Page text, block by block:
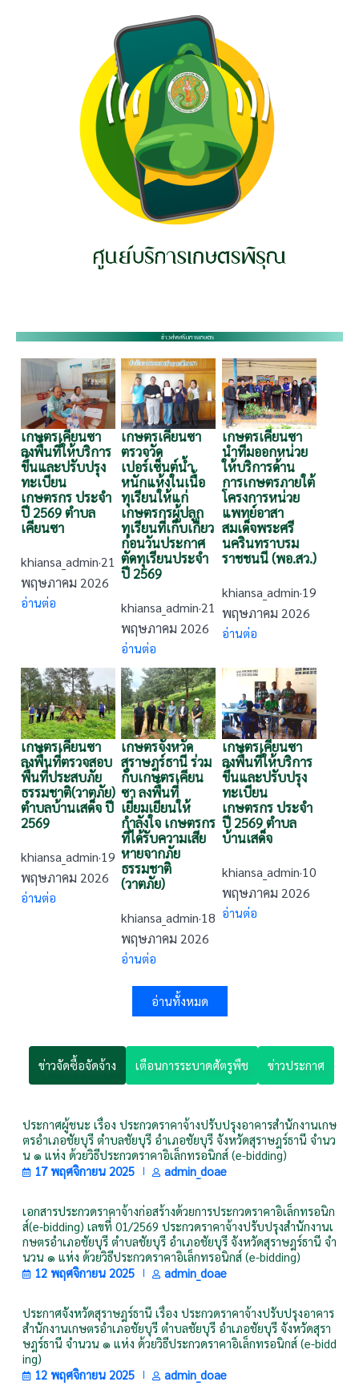
เกษตรเคียนซา
ลงพื้นที่ให้บริการ
ขึ้นและปรับปรุง
ทะเบียน
เกษตรกร ประจำ
ปี 2569 ตำบล
เคียนซา
khiansa_admin·21
พฤษภาคม 2026
อ่านต่อ
เกษตรเคียนซา
ตรวจวัด
เปอร์เซ็นต์น้ำ
หนักแห้งในเนื้อ
ทุเรียนให้แก่
เกษตรกรผู้ปลูก
ทุเรียนที่เก็บเกี่ยว
ก่อนวันประกาศ
ตัดทุเรียนประจำ
ปี 2569
khiansa_admin·21
พฤษภาคม 2026
อ่านต่อ
เกษตรเคียนซา
นำทีมออกหน่วย
ให้บริการด้าน
การเกษตรภายใต้
โครงการหน่วย
แพทย์อาสา
สมเด็จพระศรี
นครินทราบรม
ราชชนนี (พอ.สว.)
khiansa_admin·19
พฤษภาคม 2026
อ่านต่อ
เกษตรเคียนซา
ลงพื้นที่ตรวจสอบ
พื้นที่ประสบภัย
ธรรมชาติ(วาตภัย)
ตำบลบ้านเสด็จ ปี
2569
khiansa_admin·19
พฤษภาคม 2026
อ่านต่อ
เกษตรจังหวัด
สุราษฎร์ธานี ร่วม
กับเกษตรเคียน
ซา ลงพื้นที่
เยี่ยมเยียนให้
กำลังใจ เกษตรกร
ที่ได้รับความเสีย
หายจากภัย
ธรรมชาติ
(วาตภัย)
khiansa_admin·18
พฤษภาคม 2026
อ่านต่อ
เกษตรเคียนซา
ลงพื้นที่ให้บริการ
ขึ้นและปรับปรุง
ทะเบียน
เกษตรกร ประจำ
ปี 2569 ตำบล
บ้านเสด็จ
khiansa_admin·10
พฤษภาคม 2026
อ่านต่อ
อ่านทั้งหมด
ข่าวจัดซื้อจัดจ้าง เตือนการระบาดศัตรูพืช ข่าวประกาศ
ประกาศผู้ชนะ เรื่อง ประกวดราคาจ้างปรับปรุงอาคารสำนักงานเกษ
ตรอำเภอชัยบุรี ตำบลชัยบุรี อำเภอชัยบุรี จังหวัดสุราษฎร์ธานี จำนว
น ๑ แห่ง ด้วยวิธีประกวดราคาอิเล็กทรอนิกส์ (e-bidding)
17 พฤศจิกายน 2025
admin_doae
เอกสารประกวดราคาจ้างก่อสร้างด้วยการประกวดราคาอิเล็กทรอนิก
ส์(e-bidding) เลขที่ 01/2569 ประกวดราคาจ้างปรับปรุงสำนักงานเ
กษตรอำเภอชัยบุรี ตำบลชัยบุรี อำเภอชัยบุรี จังหวัดสุราษฎร์ธานี จำ
นวน ๑ แห่ง ด้วยวิธีประกวดราคาอิเล็กทรอนิกส์ (e-bidding)
12 พฤศจิกายน 2025
admin_doae
ประกาศจังหวัดสุราษฎร์ธานี เรื่อง ประกวดราคาจ้างปรับปรุงอาคาร
สำนักงานเกษตรอำเภอชัยบุรี ตำบลชัยบุรี อำเภอชัยบุรี จังหวัดสุรา
ษฎร์ธานี จำนวน ๑ แห่ง ด้วยวิธีประกวดราคาอิเล็กทรอนิกส์ (e-bidd
ing)
12 พฤศจิกายน 2025
admin_doae